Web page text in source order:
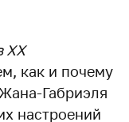
XX
как и почему
Габриэля
настроений